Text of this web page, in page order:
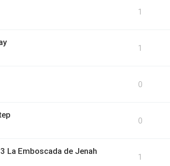
1
1
0
0
La Emboscada de Jenah
1